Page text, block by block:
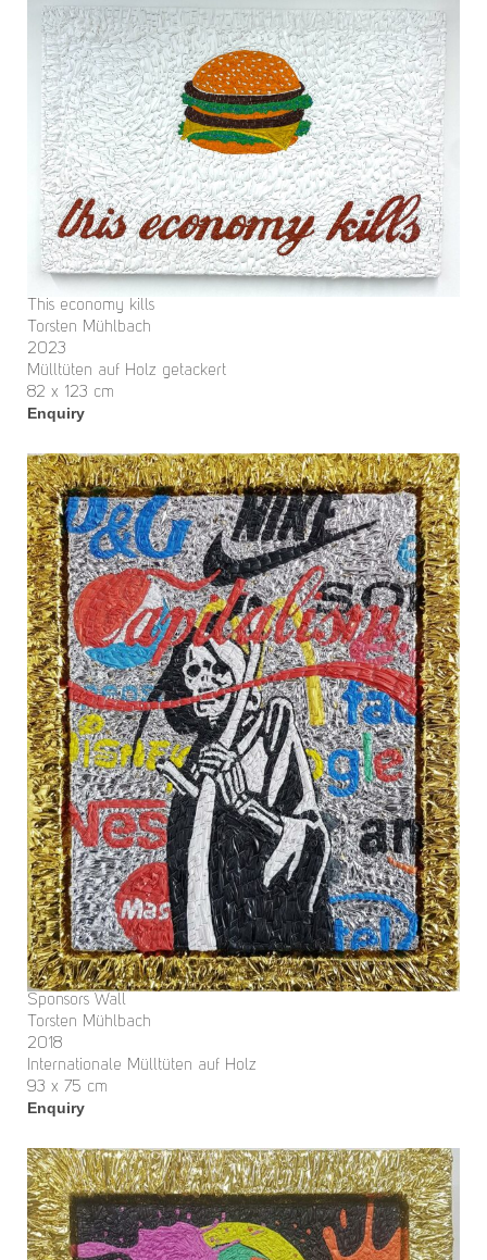
This economy kills
Torsten Mühlbach
2023
Mülltüten auf Holz getackert
82 x 123 cm
Enquiry
Sponsors Wall
Torsten Mühlbach
2018
Internationale Mülltüten auf Holz
93 x 75 cm
Enquiry